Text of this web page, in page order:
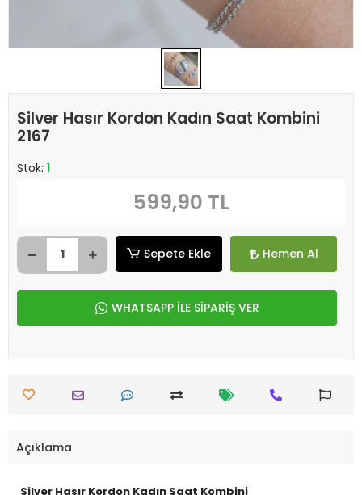
Silver Hasır Kordon Kadın Saat Kombini
2167
Stok: 1
599,90 TL
Sepete Ekle Hemen Al
WHATSAPP İLE SİPARİŞ VER
Açıklama
Silver Hasır Kordon Kadın Saat Kombini